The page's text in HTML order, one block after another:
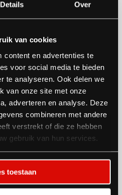
Details Over
van cookies
content en advertenties te
voor social media te bieden
te analyseren. Ook delen we
van onze site met onze
adverteren en analyse. Deze
combineren met andere
verstrekt of die ze hebben
gebruik van hun services.
toestaan
für
Van den Oever stehen im
das in verschiedenen
Innenarchitektur,
Veranstaltungen tätig ist.
beeindrucken wollen. Auf
oder bei